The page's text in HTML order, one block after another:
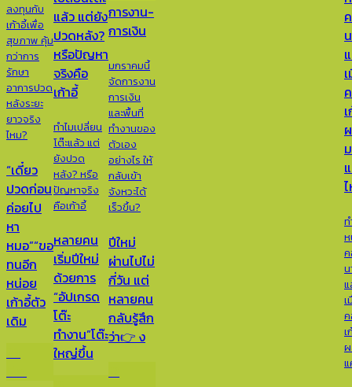
ลงทุนกับ
เก้าอี้เพื่อ
สุขภาพ คุ้ม
กว่าการ
รักษา
อาการปวด
หลังระยะ
ยาวจริง
ไหม?
“เดี๋ยว
ปวดก่อน
ค่อยไป
หา
หมอ”“ขอ
ทนอีก
หน่อย
เก้าอี้ตัว
เดิม
ทำไมเปลี่ยน
โต๊ะแล้ว แต่
ยังปวด
หลัง? หรือ
ปัญหาจริง
คือเก้าอี้
หลายคน
เริ่มปีใหม่
ด้วยการ
“อัปเกรด
โต๊ะ
ทำงาน”โต๊ะ
ใหญ่ขึ้น
มกราคมนี้
จัดการงาน
การเงิน
และพื้นที่
ทำงานของ
ตัวเอง
อย่างไร ให้
กลับเข้า
จังหวะได้
เร็วขึ้น?
ปีใหม่
ผ่านไปไม่
กี่วัน แต่
หลายคน
กลับรู้สึก
ว่า👉 ง
เ